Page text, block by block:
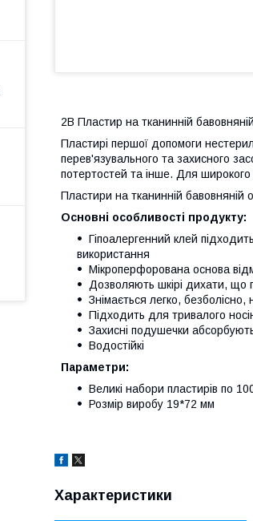
2B Пластир на тканинній
Пластирі першої допомоги
перев'язувального та захисного
потертостей та інше. Для широкого
Пластири на тканинній бавовняній
Основні особливості продукту:
Гіпоалергенний клей
використання
Мікроперфорована основа
Дозволяють шкірі дихати, що
Знімається легко,
Підходить для тривалого
Захисні подушечки
Водостійкі
Параметри:
Великі набори пластирів по
Розмір виробу 19*72 мм
Характеристики